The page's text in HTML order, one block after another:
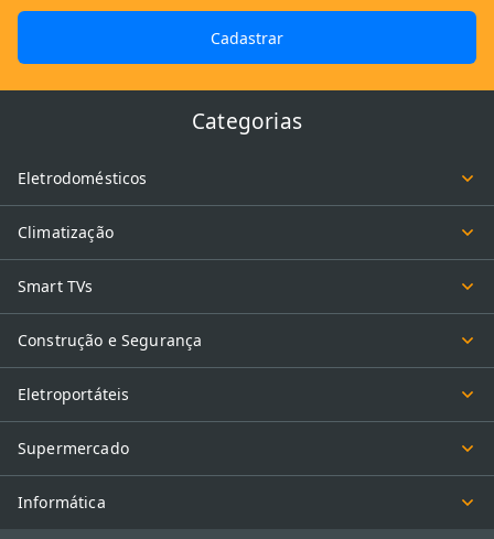
Cadastrar
Categorias
Eletrodomésticos
Climatização
Smart TVs
Construção e Segurança
Eletroportáteis
Supermercado
Informática